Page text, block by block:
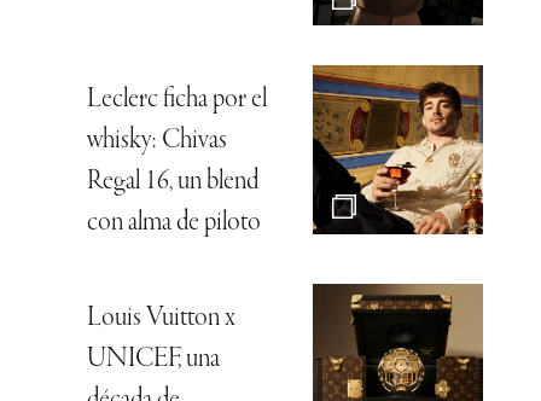
Leclerc ficha por el
whisky: Chivas
Regal 16, un blend
con alma de piloto
Louis Vuitton x
UNICEF, una